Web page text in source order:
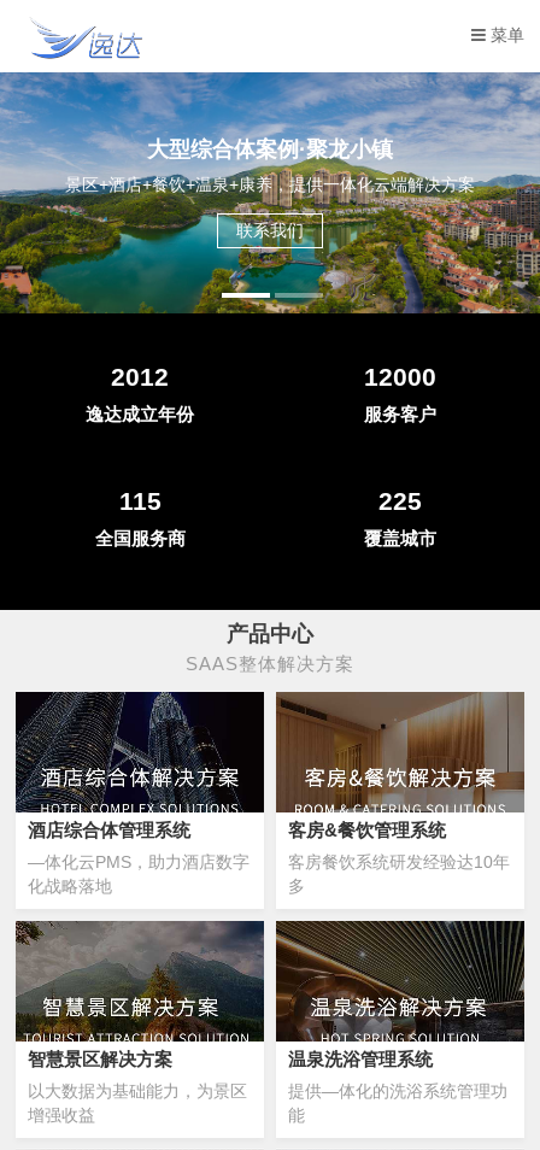
菜单
大型综合体案例·聚龙小镇
景区+酒店+餐饮+温泉+康养，提供一体化云端解决方案
联系我们
2012
逸达成立年份
12000
服务客户
115
全国服务商
225
覆盖城市
产品中心
SAAS整体解决方案
酒店综合体管理系统
—体化云PMS，助力酒店数字
化战略落地
客房&餐饮管理系统
客房餐饮系统研发经验达10年
多
智慧景区解决方案
以大数据为基础能力，为景区
增强收益
温泉洗浴管理系统
提供—体化的洗浴系统管理功
能